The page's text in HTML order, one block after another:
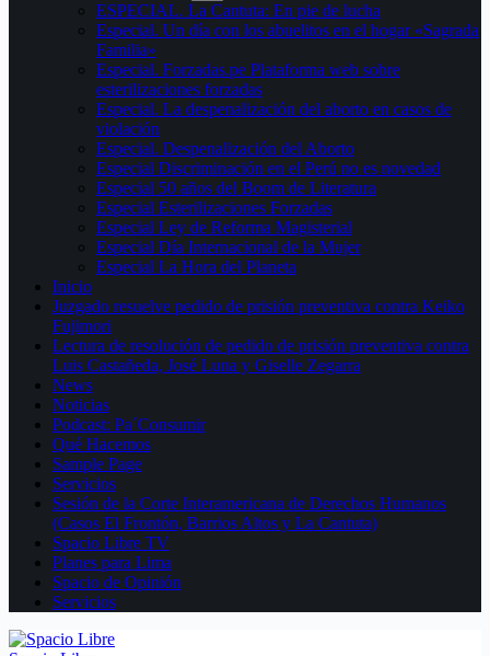
ESPECIAL. La Cantuta: En pie de lucha
Especial. Un día con los abuelitos en el hogar «Sagrada
Familia»
Especial. Forzadas.pe Plataforma web sobre
esterilizaciones forzadas
Especial. La despenalización del aborto en casos de
violación
Especial. Despenalización del Aborto
Especial Discriminación en el Perú no es novedad
Especial 50 años del Boom de Literatura
Especial Esterilizaciones Forzadas
Especial Ley de Reforma Magisterial
Especial Día Internacional de la Mujer
Especial La Hora del Planeta
Inicio
Juzgado resuelve pedido de prisión preventiva contra Keiko
Fujimori
Lectura de resolución de pedido de prisión preventiva contra
Luis Castañeda, José Luna y Giselle Zegarra
News
Noticias
Podcast: Pa´Consumir
Qué Hacemos
Sample Page
Servicios
Sesión de la Corte Interamericana de Derechos Humanos
(Casos El Frontón, Barrios Altos y La Cantuta)
Spacio Libre TV
Planes para Lima
Spacio de Opinión
Servicios